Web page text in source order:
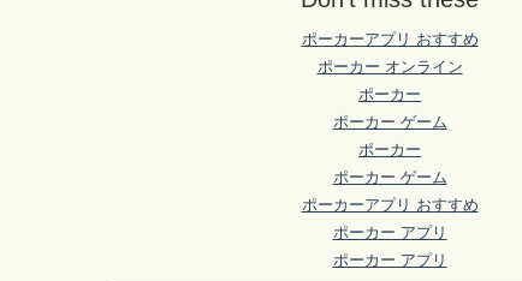
ポーカーアプリ おすすめ
ポーカー オンライン
ポーカー
ポーカー ゲーム
ポーカー
ポーカー ゲーム
ポーカーアプリ おすすめ
ポーカー アプリ
ポーカー アプリ